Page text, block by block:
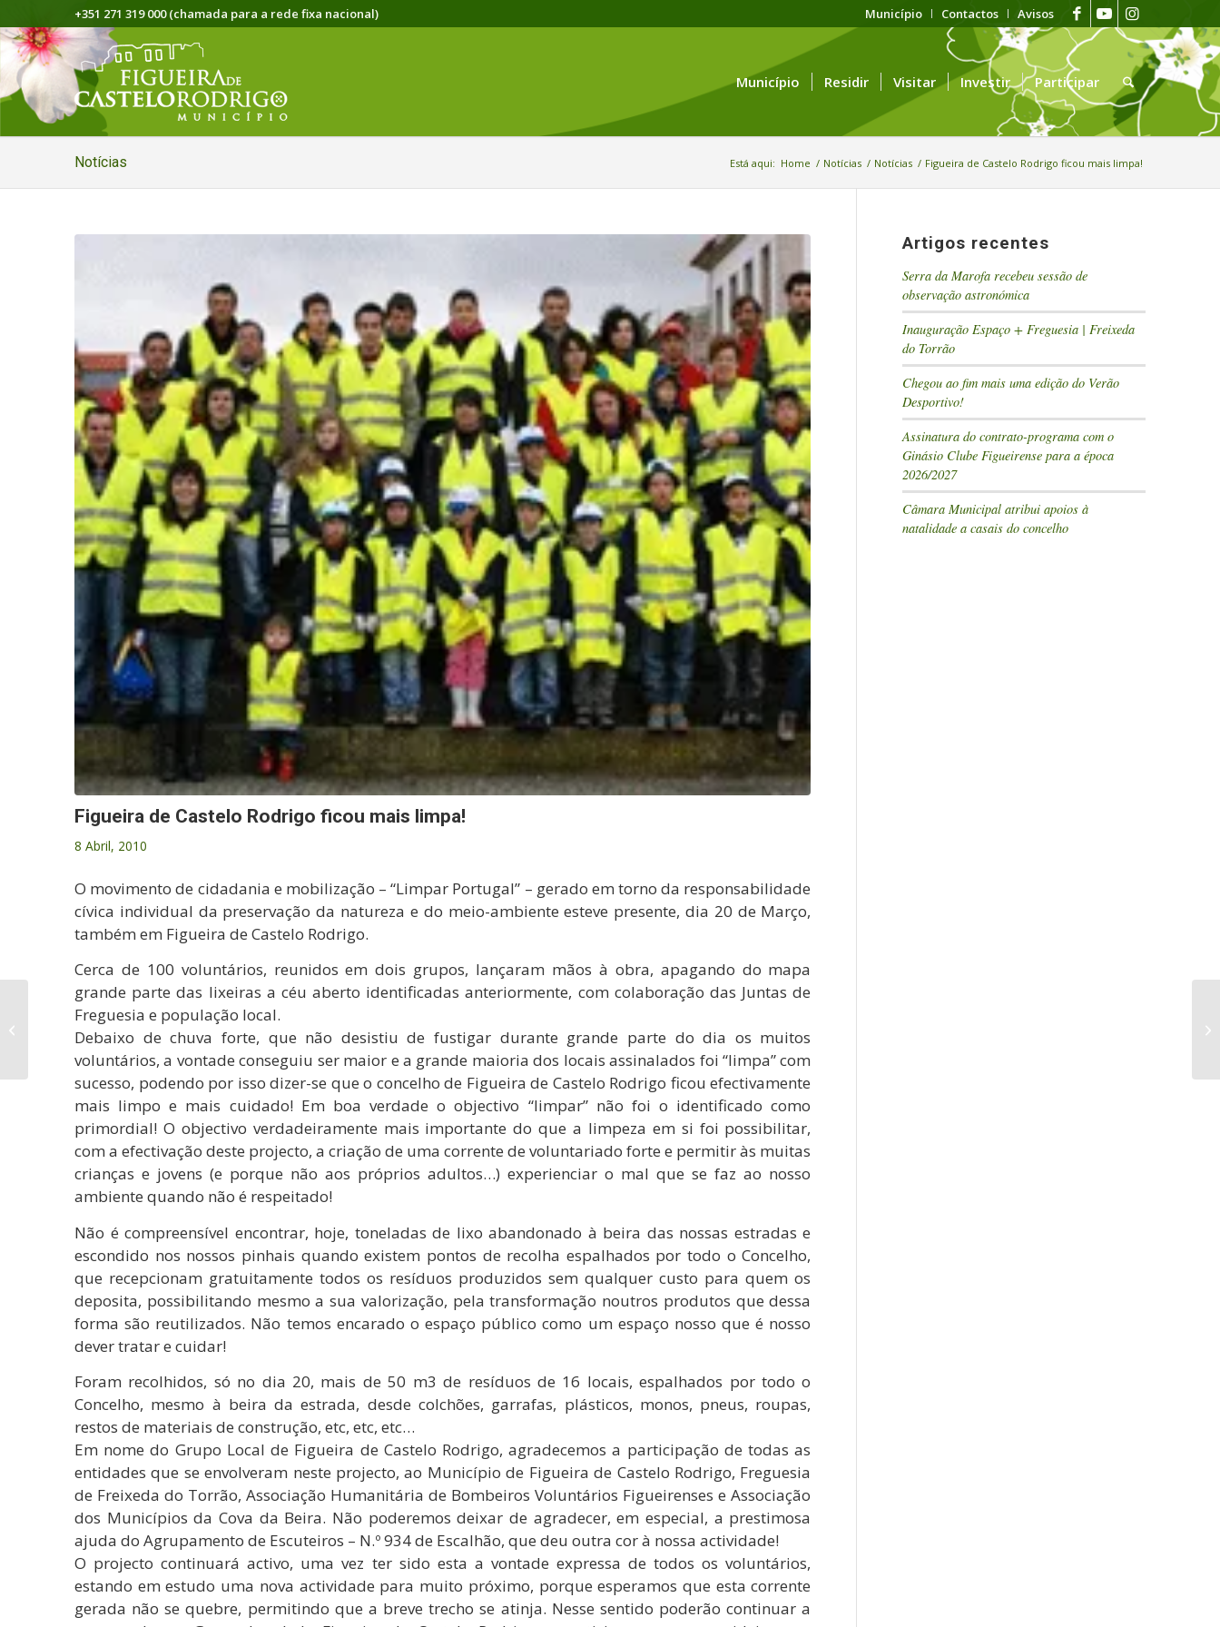
Município Contactos Avisos
+351 271 319 000 (chamada para a rede fixa nacional)
Município Residir Visitar Investir Participar
Notícias Está aqui: Home / Notícias / Notícias / Figueira de Castelo Rodrigo ficou mais limpa!
Figueira de Castelo Rodrigo ficou mais limpa!
8 Abril, 2010
O movimento de cidadania e mobilização – “Limpar Portugal” – gerado em torno da responsabilidade
cívica individual da preservação da natureza e do meio-ambiente esteve presente, dia 20 de Março,
também em Figueira de Castelo Rodrigo.
Cerca de 100 voluntários, reunidos em dois grupos, lançaram mãos à obra, apagando do mapa
grande parte das lixeiras a céu aberto identificadas anteriormente, com colaboração das Juntas de
Freguesia e população local.
Debaixo de chuva forte, que não desistiu de fustigar durante grande parte do dia os muitos
voluntários, a vontade conseguiu ser maior e a grande maioria dos locais assinalados foi “limpa” com
sucesso, podendo por isso dizer-se que o concelho de Figueira de Castelo Rodrigo ficou efectivamente
mais limpo e mais cuidado! Em boa verdade o objectivo “limpar” não foi o identificado como
primordial! O objectivo verdadeiramente mais importante do que a limpeza em si foi possibilitar,
com a efectivação deste projecto, a criação de uma corrente de voluntariado forte e permitir às muitas
crianças e jovens (e porque não aos próprios adultos…) experienciar o mal que se faz ao nosso
ambiente quando não é respeitado!
Não é compreensível encontrar, hoje, toneladas de lixo abandonado à beira das nossas estradas e
escondido nos nossos pinhais quando existem pontos de recolha espalhados por todo o Concelho,
que recepcionam gratuitamente todos os resíduos produzidos sem qualquer custo para quem os
deposita, possibilitando mesmo a sua valorização, pela transformação noutros produtos que dessa
forma são reutilizados. Não temos encarado o espaço público como um espaço nosso que é nosso
dever tratar e cuidar!
Foram recolhidos, só no dia 20, mais de 50 m3 de resíduos de 16 locais, espalhados por todo o
Concelho, mesmo à beira da estrada, desde colchões, garrafas, plásticos, monos, pneus, roupas,
restos de materiais de construção, etc, etc, etc…
Em nome do Grupo Local de Figueira de Castelo Rodrigo, agradecemos a participação de todas as
entidades que se envolveram neste projecto, ao Município de Figueira de Castelo Rodrigo, Freguesia
de Freixeda do Torrão, Associação Humanitária de Bombeiros Voluntários Figueirenses e Associação
dos Municípios da Cova da Beira. Não poderemos deixar de agradecer, em especial, a prestimosa
ajuda do Agrupamento de Escuteiros – N.º 934 de Escalhão, que deu outra cor à nossa actividade!
O projecto continuará activo, uma vez ter sido esta a vontade expressa de todos os voluntários,
estando em estudo uma nova actividade para muito próximo, porque esperamos que esta corrente
gerada não se quebre, permitindo que a breve trecho se atinja. Nesse sentido poderão continuar a
Artigos recentes
Serra da Marofa recebeu sessão de
observação astronómica
Inauguração Espaço + Freguesia | Freixeda
do Torrão
Chegou ao fim mais uma edição do Verão
Desportivo!
Assinatura do contrato-programa com o
Ginásio Clube Figueirense para a época
2026/2027
Câmara Municipal atribui apoios à
natalidade a casais do concelho
Projecto Limpar
Portugal